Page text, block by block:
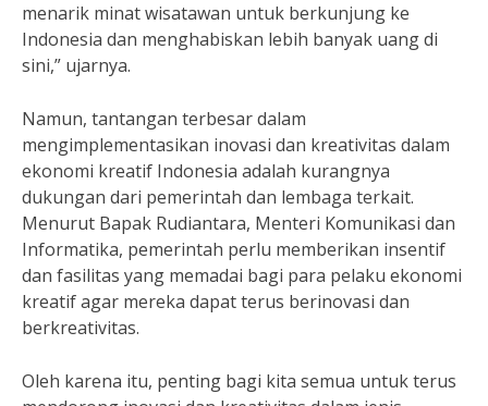
menarik minat wisatawan untuk berkunjung ke
Indonesia dan menghabiskan lebih banyak uang di
sini,” ujarnya.
Namun, tantangan terbesar dalam
mengimplementasikan inovasi dan kreativitas dalam
ekonomi kreatif Indonesia adalah kurangnya
dukungan dari pemerintah dan lembaga terkait.
Menurut Bapak Rudiantara, Menteri Komunikasi dan
Informatika, pemerintah perlu memberikan insentif
dan fasilitas yang memadai bagi para pelaku ekonomi
kreatif agar mereka dapat terus berinovasi dan
berkreativitas.
Oleh karena itu, penting bagi kita semua untuk terus